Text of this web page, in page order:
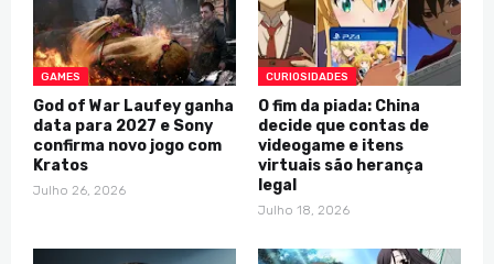
GAMES
God of War Laufey ganha
data para 2027 e Sony
confirma novo jogo com
Kratos
Julho 26, 2026
CURIOSIDADES
O fim da piada: China
decide que contas de
videogame e itens
virtuais são herança
legal
Julho 18, 2026